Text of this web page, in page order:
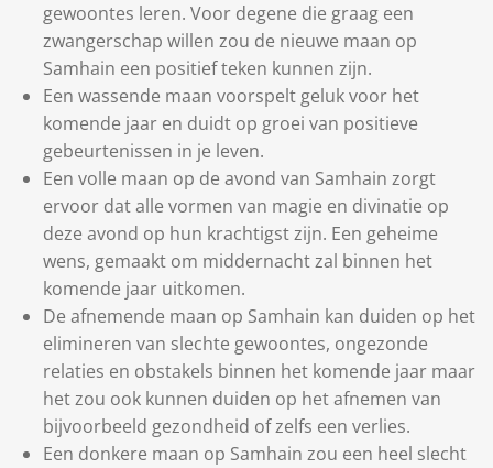
gewoontes leren. Voor degene die graag een
zwangerschap willen zou de nieuwe maan op
Samhain een positief teken kunnen zijn.
Een wassende maan voorspelt geluk voor het
komende jaar en duidt op groei van positieve
gebeurtenissen in je leven.
Een volle maan op de avond van Samhain zorgt
ervoor dat alle vormen van magie en divinatie op
deze avond op hun krachtigst zijn. Een geheime
wens, gemaakt om middernacht zal binnen het
komende jaar uitkomen.
De afnemende maan op Samhain kan duiden op het
elimineren van slechte gewoontes, ongezonde
relaties en obstakels binnen het komende jaar maar
het zou ook kunnen duiden op het afnemen van
bijvoorbeeld gezondheid of zelfs een verlies.
Een donkere maan op Samhain zou een heel slecht